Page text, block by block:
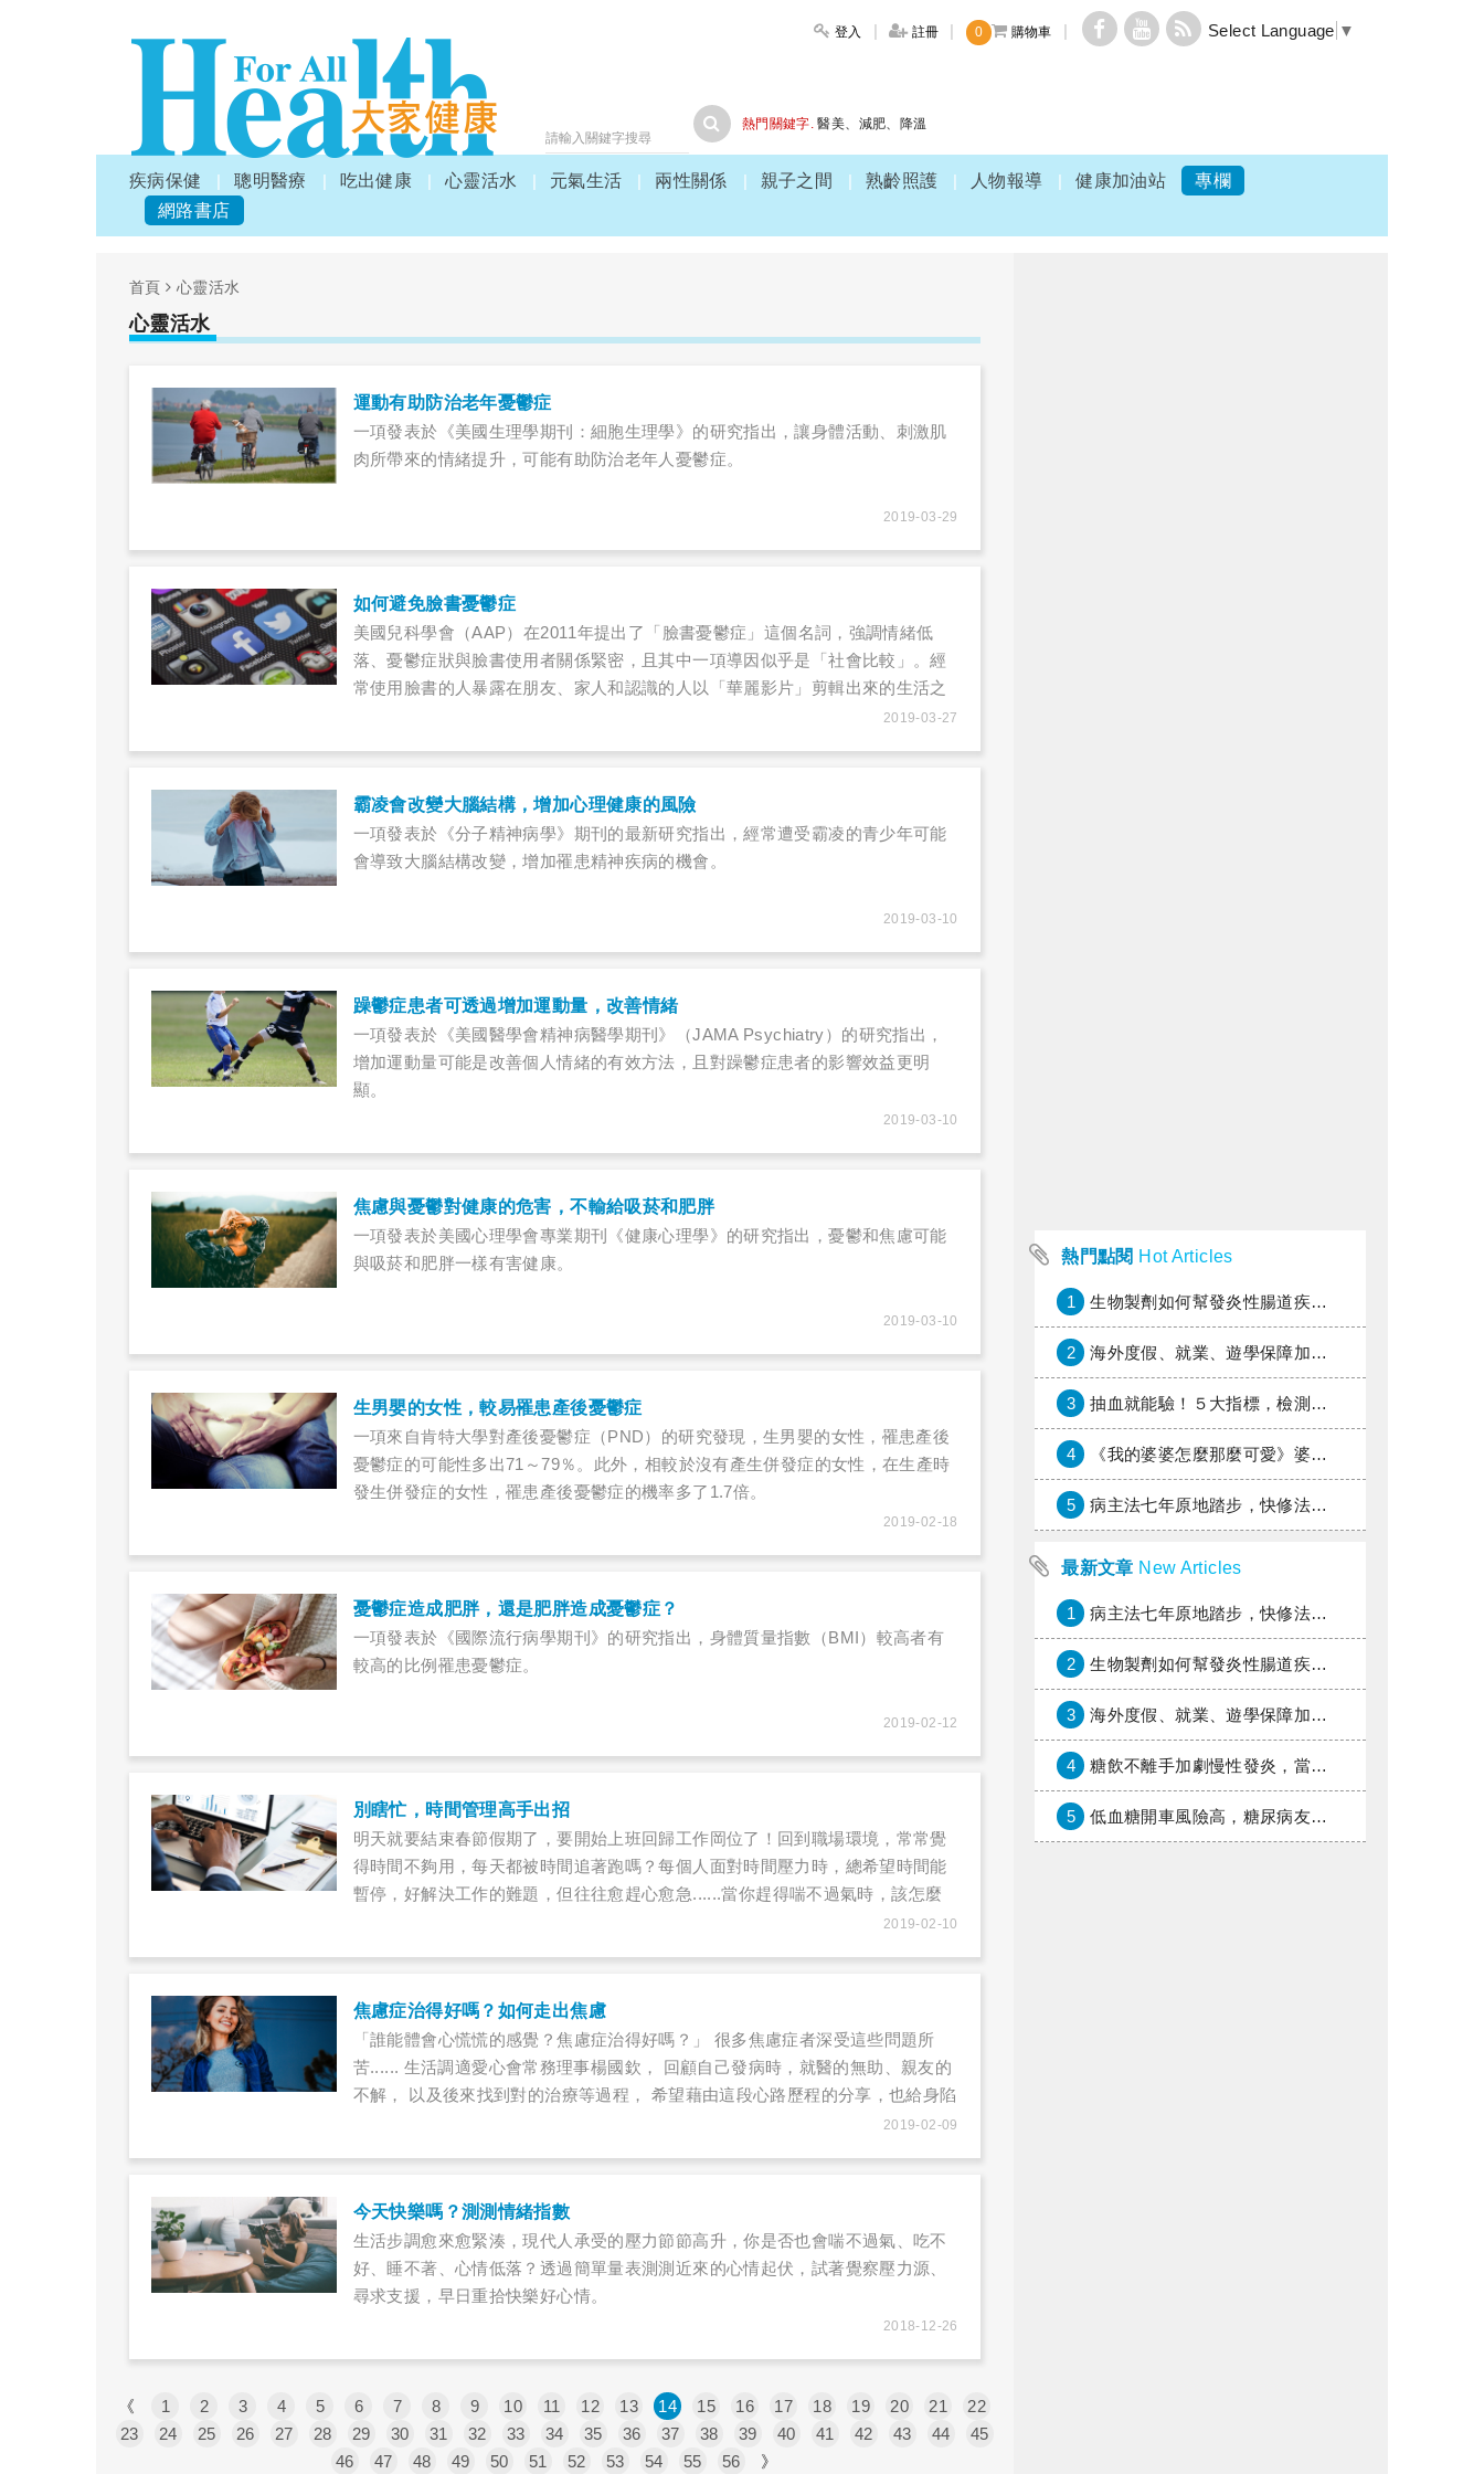
登入 註冊 0 購物車 Select Language ▼
熱門關鍵字. 醫美、 減肥、 降溫
疾病保健 聰明醫療 吃出健康 心靈活水 元氣生活 兩性關係 親子之間 熟齡照護 人物報導 健康加油站
專欄
網路書店
首頁 心靈活水
心靈活水
運動有助防治老年憂鬱症
一項發表於《美國生理學期刊：細胞生理學》的研究指出，讓身體活動、刺激肌
肉所帶來的情緒提升，可能有助防治老年人憂鬱症。
2019-03-29
如何避免臉書憂鬱症
美國兒科學會（AAP）在2011年提出了「臉書憂鬱症」這個名詞，強調情緒低
落、憂鬱症狀與臉書使用者關係緊密，且其中一項導因似乎是「社會比較」。經
常使用臉書的人暴露在朋友、家人和認識的人以「華麗影片」剪輯出來的生活之
中。這些理想化的生活片段，可能引發忌妒的感覺和扭曲的信念，認為別人有著
2019-03-27
霸凌會改變大腦結構，增加心理健康的風險
一項發表於《分子精神病學》期刊的最新研究指出，經常遭受霸凌的青少年可能
會導致大腦結構改變，增加罹患精神疾病的機會。
2019-03-10
躁鬱症患者可透過增加運動量，改善情緒
一項發表於《美國醫學會精神病醫學期刊》（JAMA Psychiatry）的研究指出，
增加運動量可能是改善個人情緒的有效方法，且對躁鬱症患者的影響效益更明
顯。
2019-03-10
焦慮與憂鬱對健康的危害，不輸給吸菸和肥胖
一項發表於美國心理學會專業期刊《健康心理學》的研究指出，憂鬱和焦慮可能
與吸菸和肥胖一樣有害健康。
2019-03-10
生男嬰的女性，較易罹患產後憂鬱症
一項來自肯特大學對產後憂鬱症（PND）的研究發現，生男嬰的女性，罹患產後
憂鬱症的可能性多出71～79％。此外，相較於沒有產生併發症的女性，在生產時
發生併發症的女性，罹患產後憂鬱症的機率多了1.7倍。
2019-02-18
憂鬱症造成肥胖，還是肥胖造成憂鬱症？
一項發表於《國際流行病學期刊》的研究指出，身體質量指數（BMI）較高者有
較高的比例罹患憂鬱症。
2019-02-12
別瞎忙，時間管理高手出招
明天就要結束春節假期了，要開始上班回歸工作岡位了！回到職場環境，常常覺
得時間不夠用，每天都被時間追著跑嗎？每個人面對時間壓力時，總希望時間能
暫停，好解決工作的難題，但往往愈趕心愈急......當你趕得喘不過氣時，該怎麼
2019-02-10
焦慮症治得好嗎？如何走出焦慮
「誰能體會心慌慌的感覺？焦慮症治得好嗎？」 很多焦慮症者深受這些問題所
苦...... 生活調適愛心會常務理事楊國欽， 回顧自己發病時，就醫的無助、親友的
不解， 以及後來找到對的治療等過程， 希望藉由這段心路歷程的分享，也給身陷
2019-02-09
今天快樂嗎？測測情緒指數
生活步調愈來愈緊湊，現代人承受的壓力節節高升，你是否也會喘不過氣、吃不
好、睡不著、心情低落？透過簡單量表測測近來的心情起伏，試著覺察壓力源、
尋求支援，早日重拾快樂好心情。
2018-12-26
《 1 2 3 4 5 6 7 8 9 10 11 12 13 14 15 16 17 18 19 20 21
22
23
24 25 26 27 28 29 30 31 32 33 34 35 36 37 38 39 40 41 42 43 44
45
46
47 48 49 50 51 52 53 54 55 56 》
熱門點閱 Hot Articles
1 生物製劑如何幫發炎性腸道疾病患者抗潰瘍？治療進展與健保給付困境一次看
2 海外度假、就業、遊學保障加倍，富邦產險「一期逐夢」專案加碼遠距醫療與緊急救援
3 抽血就能驗！５大指標，檢測身體是否發炎
4 《我的婆婆怎麼那麼可愛》婆婆希望媳婦放棄領取已故兒子身故理賠金，可以這樣做嗎？
5 病主法七年原地踏步，快修法讓病人自主決定善終
最新文章 New Articles
1 病主法七年原地踏步，快修法讓病人自主決定善終
2 生物製劑如何幫發炎性腸道疾病患者抗潰瘍？治療進展與健保給付困境一次看
3 海外度假、就業、遊學保障加倍，富邦產險「一期逐夢」專案加碼遠距醫療與緊急救援
4 糖飲不離手加劇慢性發炎，當心老化與慢性病提早報到
5 低血糖開車風險高，糖尿病友上路必學的安全守則